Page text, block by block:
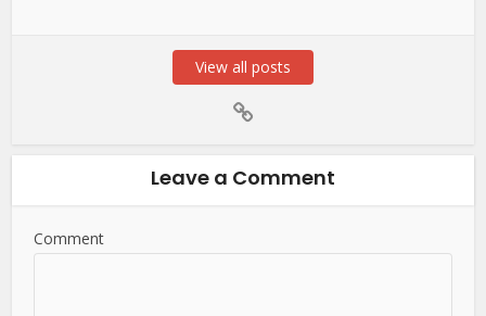
View all posts
Leave a Comment
Comment